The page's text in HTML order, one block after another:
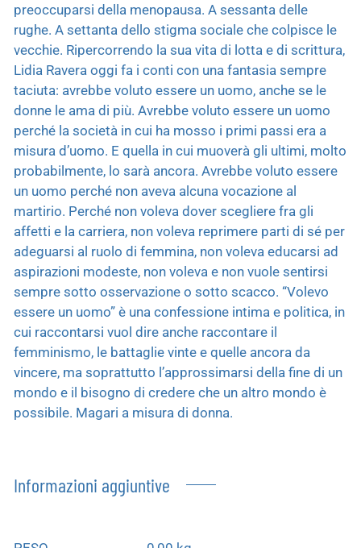
preoccuparsi della menopausa. A sessanta delle
rughe. A settanta dello stigma sociale che colpisce le
vecchie. Ripercorrendo la sua vita di lotta e di scrittura,
Lidia Ravera oggi fa i conti con una fantasia sempre
taciuta: avrebbe voluto essere un uomo, anche se le
donne le ama di più. Avrebbe voluto essere un uomo
perché la società in cui ha mosso i primi passi era a
misura d’uomo. E quella in cui muoverà gli ultimi, molto
probabilmente, lo sarà ancora. Avrebbe voluto essere
un uomo perché non aveva alcuna vocazione al
martirio. Perché non voleva dover scegliere fra gli
affetti e la carriera, non voleva reprimere parti di sé per
adeguarsi al ruolo di femmina, non voleva educarsi ad
aspirazioni modeste, non voleva e non vuole sentirsi
sempre sotto osservazione o sotto scacco. “Volevo
essere un uomo” è una confessione intima e politica, in
cui raccontarsi vuol dire anche raccontare il
femminismo, le battaglie vinte e quelle ancora da
vincere, ma soprattutto l’approssimarsi della fine di un
mondo e il bisogno di credere che un altro mondo è
possibile. Magari a misura di donna.
Informazioni aggiuntive